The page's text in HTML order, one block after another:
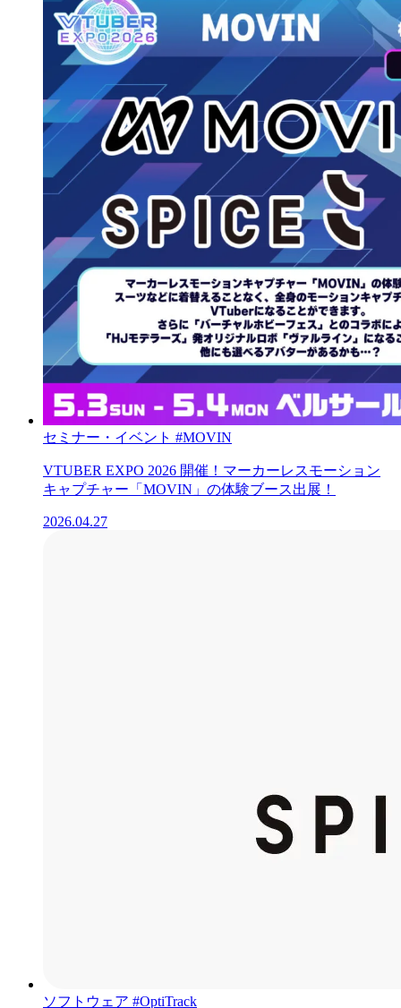
セミナー・イベント #MOVIN
VTUBER EXPO 2026 開催！マーカーレスモーション
キャプチャー「MOVIN」の体験ブース出展！
2026.04.27
ソフトウェア #OptiTrack